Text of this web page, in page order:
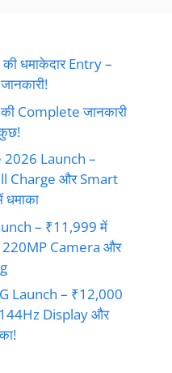
धमाकेदार Entry –
Complete जानकारी
2026 Launch –
Charge और Smart
– ₹11,999 में
220MP Camera और
Launch – ₹12,000
Display और